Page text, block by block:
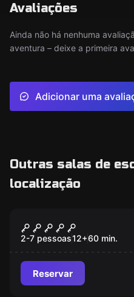
Avaliações
Ainda não há nenhuma
aventura – deixe a primeira
Adicionar uma
Outras salas de
localização
Peaky Blind
2-7 pessoas12+60 min.
Reservar